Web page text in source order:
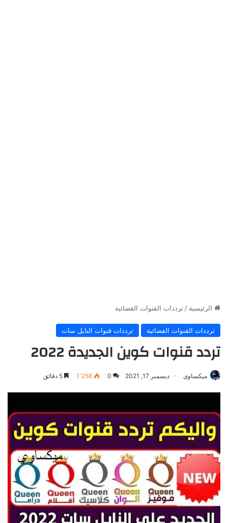
الرئيسية / ترددات القنوات الفضائية
ترددات القنوات الفضائية ترددات قنوات النايل سات
تردد قنوات كوين الجديدة 2022
ميكساوى ديسمبر 17, 2021 0 1٬258